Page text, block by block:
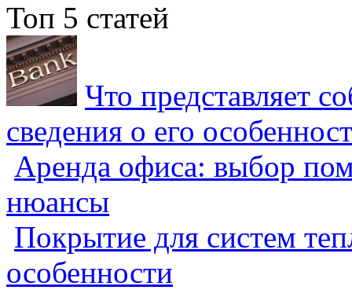
Топ 5 статей
Что представляет
сведения о его
Аренда офиса: выбор
нюансы
Покрытие для систем
особенности